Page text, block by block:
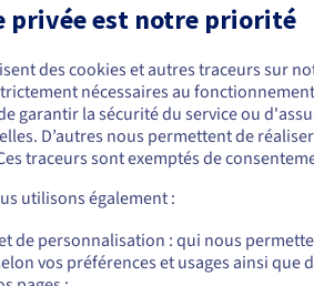
36c/72t -
1,5 To 48c/96t -
2,9 GHz
VMware
regroupe les fonctionnalités de
localisé en États-Unis.
le site de votre pays (États-Unis) et créez un
USD - $
privée est notre priorité
des cookies et autres traceurs sur
nécessaires au
garantir la sécurité du service ou
D’autres nous permettent de
traceurs sont exemptés de
utilisons également :
de personnalisation : qui nous
vos préférences et usages ainsi que